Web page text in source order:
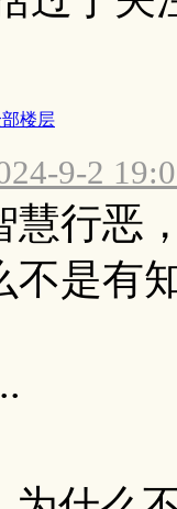
楼层
9-2
慧行恶
不是有